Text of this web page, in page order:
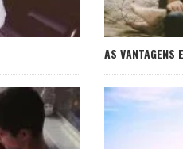
AS VANTAGENS